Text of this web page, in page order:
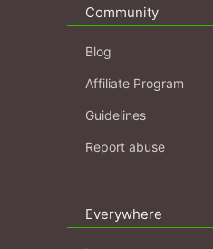
Community
Blog
Affiliate Program
Guidelines
Report abuse
Everywhere